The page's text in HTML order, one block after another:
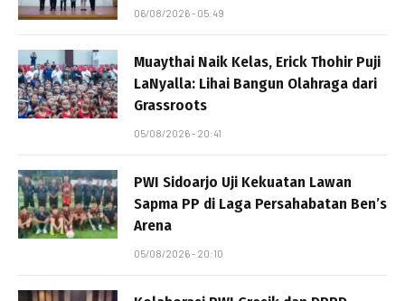
06/08/2026 - 05:49
Muaythai Naik Kelas, Erick Thohir Puji
LaNyalla: Lihai Bangun Olahraga dari
Grassroots
05/08/2026 - 20:41
PWI Sidoarjo Uji Kekuatan Lawan
Sapma PP di Laga Persahabatan Ben’s
Arena
05/08/2026 - 20:10